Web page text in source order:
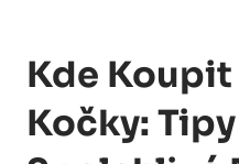
Kde
Kočky: